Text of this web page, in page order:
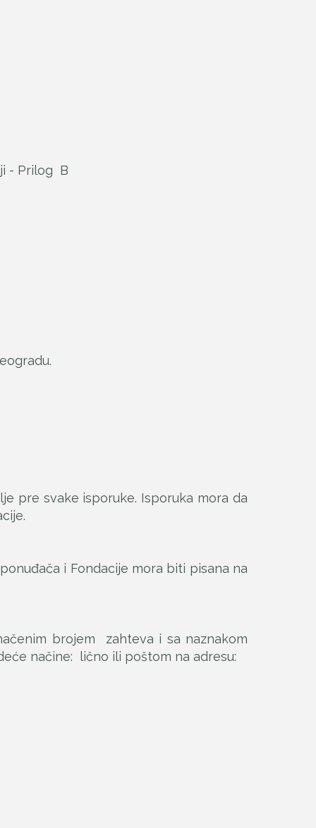
- Prilog B
pre svake isporuke. Isporuka mora da
i Fondacije mora biti pisana na
brojem zahteva i sa naznakom
načine: lično ili poštom na adresu: